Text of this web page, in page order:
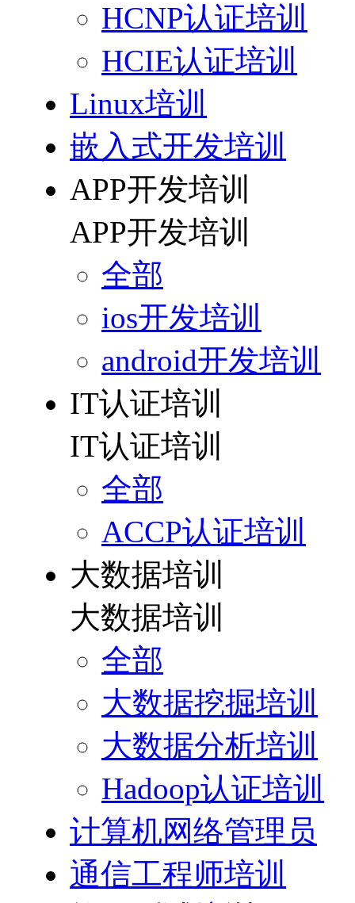
HCNP认证培训
HCIE认证培训
Linux培训
嵌入式开发培训
APP开发培训
APP开发培训
全部
ios开发培训
android开发培训
IT认证培训
IT认证培训
全部
ACCP认证培训
大数据培训
大数据培训
全部
大数据挖掘培训
大数据分析培训
Hadoop认证培训
计算机网络管理员
通信工程师培训